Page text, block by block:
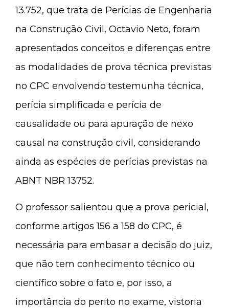
13.752, que trata de Perícias de Engenharia
na Construção Civil, Octavio Neto, foram
apresentados conceitos e diferenças entre
as modalidades de prova técnica previstas
no CPC envolvendo testemunha técnica,
perícia simplificada e perícia de
causalidade ou para apuração de nexo
causal na construção civil, considerando
ainda as espécies de perícias previstas na
ABNT NBR 13752.
O professor salientou que a prova pericial,
conforme artigos 156 a 158 do CPC, é
necessária para embasar a decisão do juiz,
que não tem conhecimento técnico ou
científico sobre o fato e, por isso, a
importância do perito no exame, vistoria